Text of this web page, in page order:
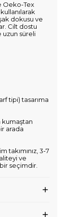
Oeko-Tex
dokusu ve
Cilt dostu
uzun süreli
tipi) tasarıma
kumaştan
arada
takımınız, 3-7
ve
seçimdir.